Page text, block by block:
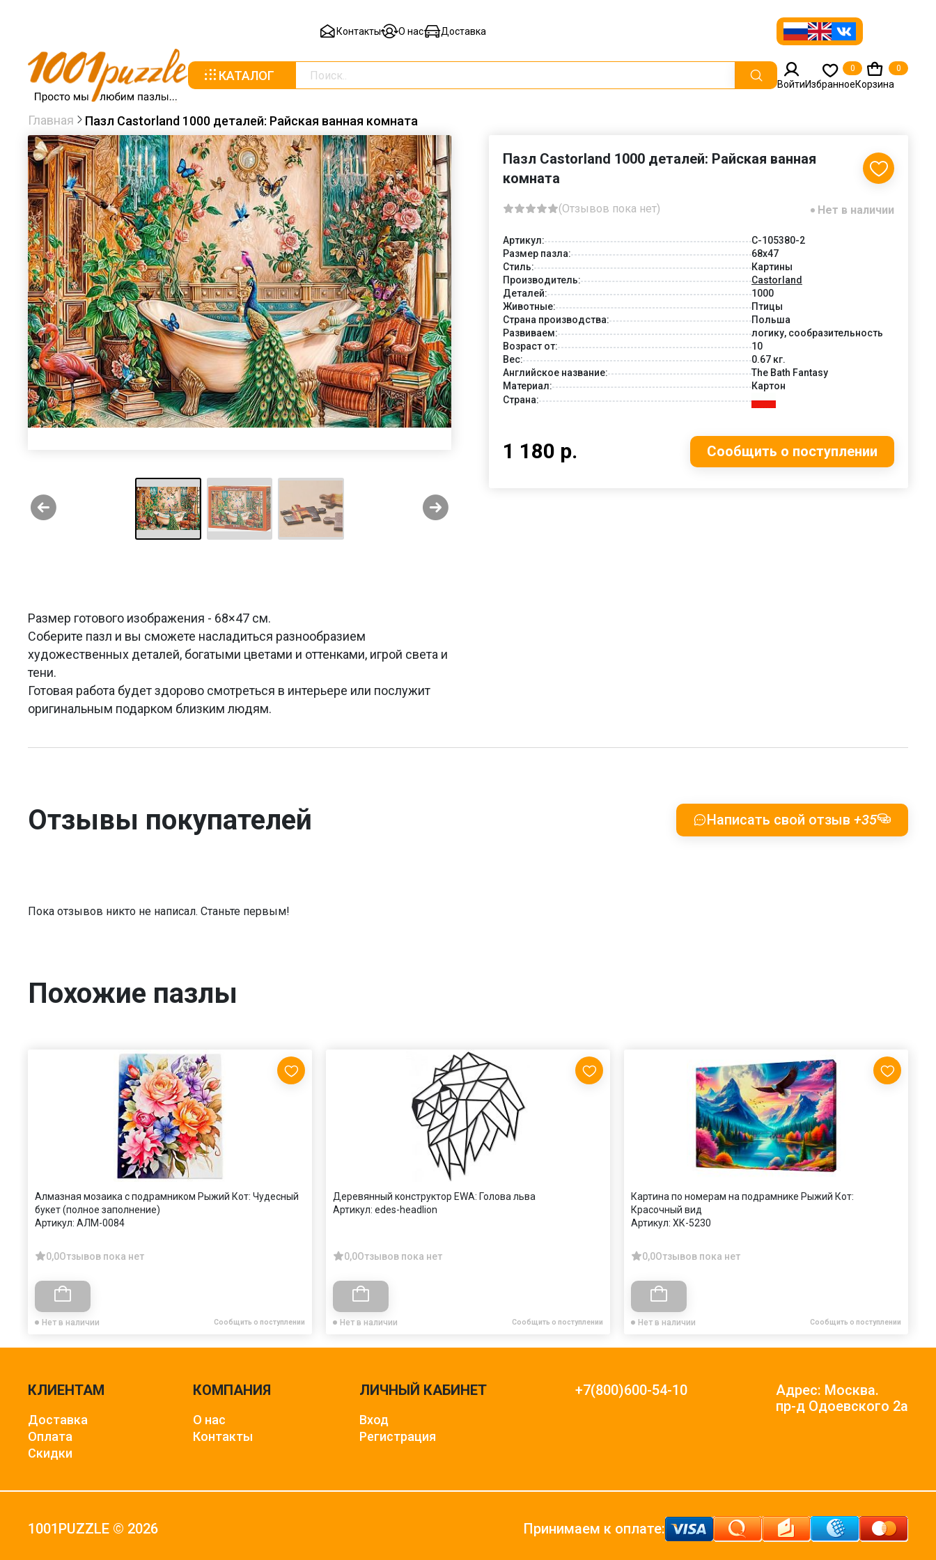
Контакты О нас Доставка
КАТАЛОГ
ВойтиИзбранное
0
Корзина
0
Главная Пазл Castorland 1000 деталей: Райская ванная комната
Размер готового изображения - 68×47 см.
Соберите пазл и вы сможете насладиться разнообразием
художественных деталей, богатыми цветами и оттенками, игрой света и
тени.
Готовая работа будет здорово смотреться в интерьере или послужит
оригинальным подарком близким людям.
Пазл Castorland 1000 деталей: Райская ванная
комната
(Отзывов пока нет) Нет в наличии
Артикул:
C-105380-2
Размер пазла:
68x47
Стиль:
Картины
Производитель:
Castorland
Деталей:
1000
Животные:
Птицы
Страна производства:
Польша
Развиваем:
логику, сообразительность
Возраст от:
10
Вес:
0.67 кг.
Английское название:
The Bath Fantasy
Материал:
Картон
Страна:
1 180 р. Сообщить о поступлении
Отзывы покупателей Написать свой отзыв +35
Пока отзывов никто не написал. Станьте первым!
Похожие пазлы
Алмазная мозаика с подрамником Рыжий Кот: Чудесный
букет (полное заполнение)
Артикул: АЛМ-0084
0,0Отзывов пока нет
Нет в наличии Сообщить о поступлении
Деревянный конструктор EWA: Голова льва
Артикул: edes-headlion
0,0Отзывов пока нет
Нет в наличии Сообщить о поступлении
Картина по номерам на подрамнике Рыжий Кот:
Красочный вид
Артикул: ХК-5230
0,0Отзывов пока нет
Нет в наличии Сообщить о поступлении
КЛИЕНТАМ
Доставка
Оплата
Скидки
КОМПАНИЯ
О нас
Контакты
ЛИЧНЫЙ КАБИНЕТ
Вход
Регистрация
+7(800)600-54-10
Адрес: Москва.
пр-д Одоевского 2а
1001PUZZLE © 2026 Принимаем к оплате: